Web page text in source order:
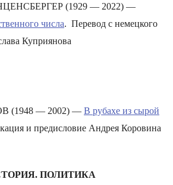
(1929 — 2022) —
числа. Перевод с немецкого
Куприянова
(1948 — 2002) — В рубахе из сырой
и предисловие Андрея Коровина
ПОЛИТИКА